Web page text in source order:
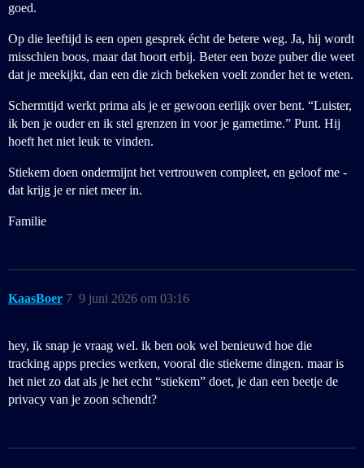
goed.
Op die leeftijd is een open gesprek écht de betere weg. Ja, hij wordt
misschien boos, maar dat hoort erbij. Beter een boze puber die weet
dat je meekijkt, dan een die zich bekeken voelt zonder het te weten.
Schermtijd werkt prima als je er gewoon eerlijk over bent. “Luister,
ik ben je ouder en ik stel grenzen in voor je gametime.” Punt. Hij
hoeft het niet leuk te vinden.
Stiekem doen ondermijnt het vertrouwen compleet, en geloof me -
dat krijg je er niet meer in.
Familie
KaasBoer 9 juni 2026 om 03:16
7
hey, ik snap je vraag wel. ik ben ook wel benieuwd hoe die
tracking apps precies werken, vooral die stiekeme dingen. maar is
het niet zo dat als je het echt “stiekem” doet, je dan een beetje de
privacy van je zoon schendt?